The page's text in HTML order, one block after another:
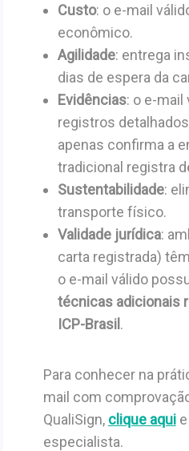
Custo: o e-mail
econômico.
Agilidade: entrega
dias de espera da
Evidências: o e-mail
registros
apenas confirma a
tradicional registra
Sustentabilidade:
transporte físico.
Validade jurídica:
carta registrada)
o e-mail válido
técnicas adicionais
ICP-Brasil.
Para conhecer na
mail com
QualiSign, clique aquie
especialista.